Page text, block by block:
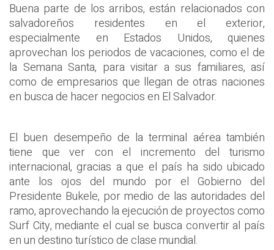
Buena parte de los arribos, están relacionados con
salvadoreños residentes en el exterior,
especialmente en Estados Unidos, quienes
aprovechan los periodos de vacaciones, como el de
la Semana Santa, para visitar a sus familiares, así
como de empresarios que llegan de otras naciones
en busca de hacer negocios en El Salvador.
El buen desempeño de la terminal aérea también
tiene que ver con el incremento del turismo
internacional, gracias a que el país ha sido ubicado
ante los ojos del mundo por el Gobierno del
Presidente Bukele, por medio de las autoridades del
ramo, aprovechando la ejecución de proyectos como
Surf City, mediante el cual se busca convertir al país
en un destino turístico de clase mundial.